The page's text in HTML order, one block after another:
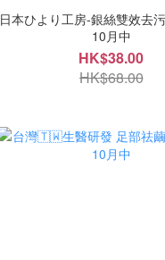
日本ひより工房-銀絲雙效去
10月中
HK$38.00
HK$68.00